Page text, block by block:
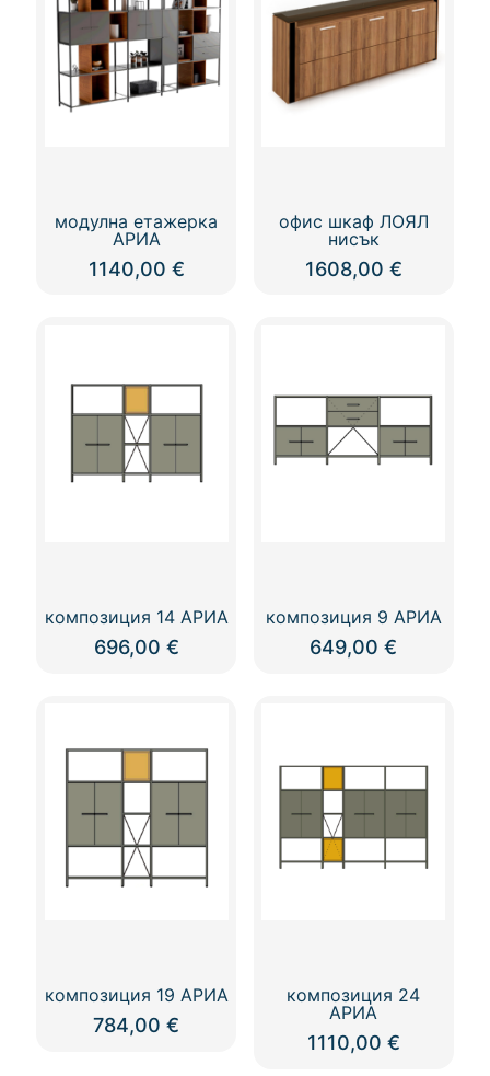
модулна етажерка
АРИА
1140,00 €
офис шкаф ЛОЯЛ
нисък
1608,00 €
композиция 14 АРИА
696,00 €
композиция 9 АРИА
649,00€
композиция 19 АРИА
784,00€
композиция 24
АРИА
1110,00 €